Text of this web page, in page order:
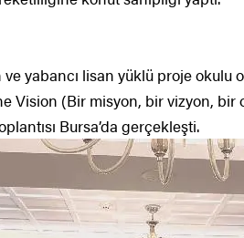
yabancı lisan yüklü proje okulu
Vision (Bir misyon, bir vizyon, bir
Bursa’da gerçekleşti.